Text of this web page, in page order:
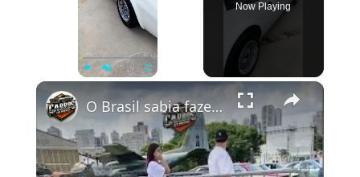
Now Playing
×
O Brasil sabia fazer carros 🙏